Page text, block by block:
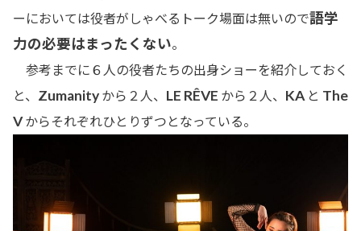
ーにおいては役者がしゃべるトーク場面は無いので語学
力の必要はまったくない。
参考までに６人の役者たちの出身ショーを紹介しておく
と、 Zumanity から２人、 LE RÊVE から２人、 KA と The
Vからそれぞれひとりずつとなっている。